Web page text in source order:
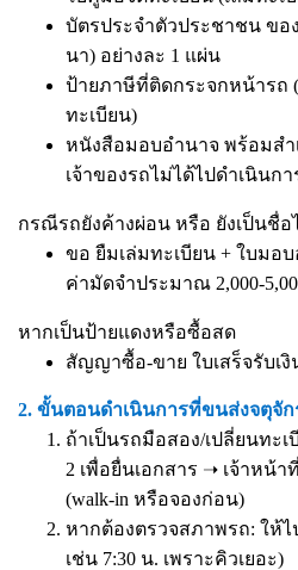
บัตรประจำตัวประชาชน ขอ
นา) อย่างละ 1 แผ่น
ป้ายภาษีที่ติดกระจกหน้ารถ
ทะเบียน)
หนังสือมอบอำนาจ พร้อมส
เจ้าของรถไม่ได้ไปดำเนินกา
กรณีรถยังค้างผ่อน หรือ ยังเป็นชื่
ขอ ยืมเล่มทะเบียน + ใบมอ
ค่ามัดจำประมาณ 2,000-
หากเป็นป้ายแดงหรือซื้อสด
สัญญาซื้อ-ขาย ใบเสร็จรับเ
2. ขั้นตอนดำเนินการที่ขนส่งจตุจัก
ถ้าเป็นรถมือสอง/เปลี่ยนทะ
2 เพื่อยื่นเอกสาร ➝ เจ้าหน้
(walk-in หรือจองก่อน)
หากต้องตรวจสภาพรถ: ให้ไ
เช่น 7:30 น. เพราะคิวเยอะ)